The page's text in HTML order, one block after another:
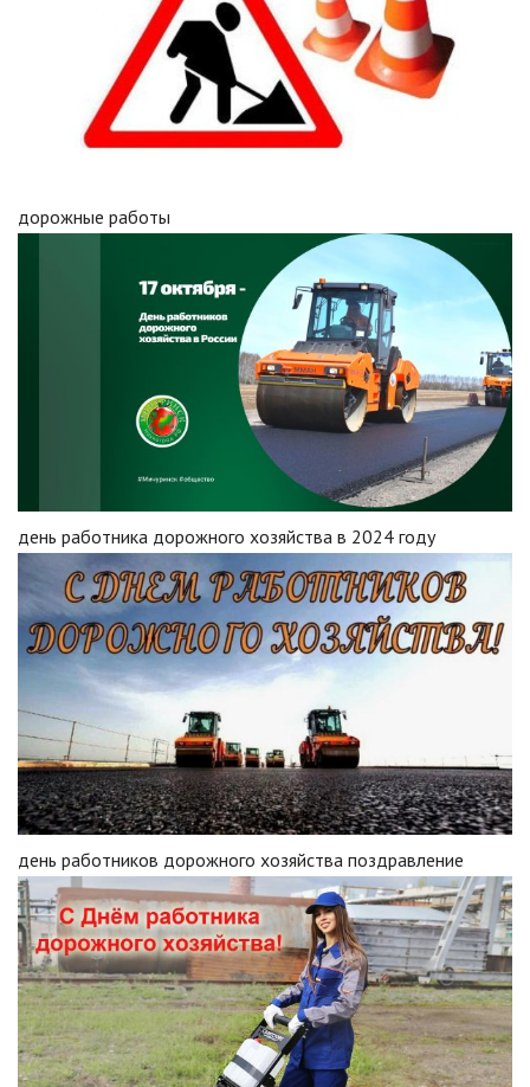
дорожные работы
день работника дорожного хозяйства в 2024 году
день работников дорожного хозяйства поздравление